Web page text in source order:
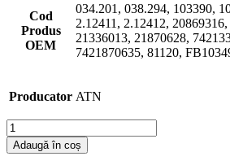
Cod
Produs
OEM
034.201, 038.294, 103390,
2.12411, 2.12412,
21336013, 21870628,
7421870635, 81120,
Producator ATN
Cantitate
Adaugă în coș